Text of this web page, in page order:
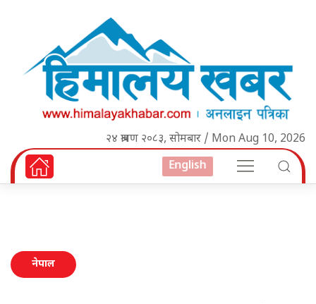
२४ श्रावण २०८३, सोमबार / Mon Aug 10, 2026
English
नेपाल